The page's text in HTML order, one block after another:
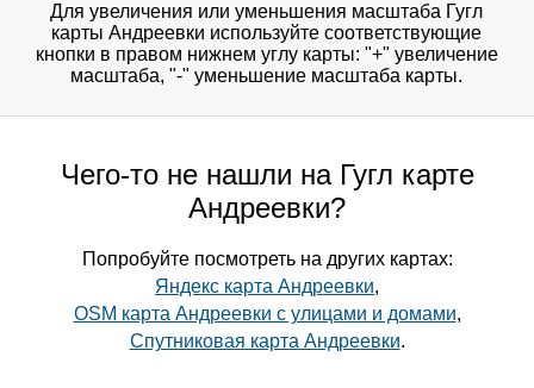
Для увеличения или уменьшения масштаба Гугл
карты Андреевки используйте соответствующие
кнопки в правом нижнем углу карты: "+" увеличение
масштаба, "-" уменьшение масштаба карты.
Чего-то не нашли на Гугл карте
Андреевки?
Попробуйте посмотреть на других картах:
Яндекс карта Андреевки,
OSM карта Андреевки с улицами и домами,
Спутниковая карта Андреевки.